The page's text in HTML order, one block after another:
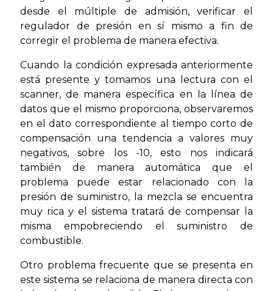
desde el múltiple de admisión, verificar el
regulador de presión en sí mismo a fin de
corregir el problema de manera efectiva.
Cuando la condición expresada anteriormente
está presente y tomamos una lectura con el
scanner, de manera específica en la línea de
datos que el mismo proporciona, observaremos
en el dato correspondiente al tiempo corto de
compensación una tendencia a valores muy
negativos, sobre los -10, esto nos indicará
también de manera automática que el
problema puede estar relacionado con la
presión de suministro, la mezcla se encuentra
muy rica y el sistema tratará de compensar la
misma empobreciendo el suministro de
combustible.
Otro problema frecuente que se presenta en
este sistema se relaciona de manera directa con